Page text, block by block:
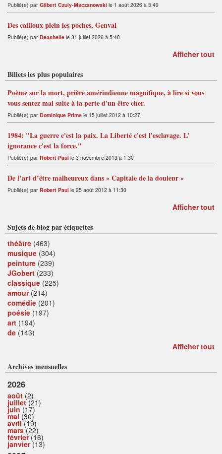
Publié(e) par Gilbert Czuly-Msczanowski le 1 août 2026 à 5:49
Des cailloux plein les poches, Genval
Publié(e) par Deashelle le 31 juillet 2026 à 5:40
Afficher tout
Billets les plus populaires
Poème sur la mort, prière amérindienne magnifique, à lire si vous
vous sentez mal suite à la perte d'un être cher.
Publié(e) par Dominique Prime le 15 juillet 2012 à 10:27
1984: "La guerre c'est la paix. La Liberté c'est l'esclavage. L'
ignorance c'est la force."
Publié(e) par Robert Paul le 3 novembre 2013 à 1:30
De l’art d’être malheureux dans « Capitale de la douleur »
Publié(e) par Robert Paul le 25 août 2012 à 11:30
Afficher tout
Sujets de blog par étiquettes
théâtre (463)
musique (304)
peinture (239)
JGobert (233)
classique (225)
amour(214)
comédie (201)
poésie (197)
art (194)
de (143)
Afficher tout
Archives mensuelles
2026
août (2)
juillet(21)
juin (17)
mai (30)
avril(19)
mars(22)
février(16)
janvier(13)